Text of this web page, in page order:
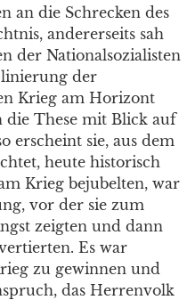
an die Schrecken des
andererseits sah
der Nationalsozialisten
der
Krieg am Horizont
die These mit Blick auf
erscheint sie, aus dem
heute historisch
Krieg bejubelten, war
vor der sie zum
zeigten und dann
Es war
zu gewinnen und
das Herrenvolk